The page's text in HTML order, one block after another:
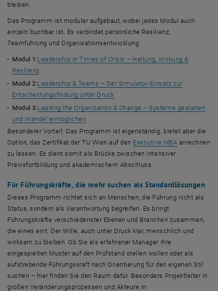
bleiben.
Das Programm ist modular aufgebaut, wobei jedes Modul auch
einzeln buchbar ist. Es verbindet persönliche Resilienz,
Teamführung und Organisationsentwicklung:
Modul 1:Leadership in Times of Crisis – Haltung, Wirkung &
Resilienz
Modul 2:Leadership & Teams – Der Simulator-Einsatz zur
Entscheidungsfindung unter Druck
Modul 3:Leading the Organization & Change – Systeme gestalten
und Wandel ermöglichen
Besonderer Vorteil: Das Programm ist eigenständig, bietet aber die
Option, das Zertifikat der TU Wien auf den Executive MBA anrechnen
zu lassen. Es dient somit als Brücke zwischen intensiver
Praxisfortbildung und akademischem Abschluss.
Für Führungskräfte, die mehr suchen als Standardlösungen
Dieses Programm richtet sich an Menschen, die Führung nicht als
Status, sondern als Verantwortung begreifen. Es bringt
Führungskräfte verschiedenster Ebenen und Branchen zusammen,
die eines eint: Der Wille, auch unter Druck klar, menschlich und
wirksam zu bleiben. Ob Sie als erfahrener Manager Ihre
eingespielten Muster auf den Prüfstand stellen wollen oder als
aufstrebende Führungskraft nach Orientierung für den eigenen Stil
suchen – hier finden Sie den Raum dafür. Besonders Projektleiter in
großen Veränderungsprozessen und Akteure in